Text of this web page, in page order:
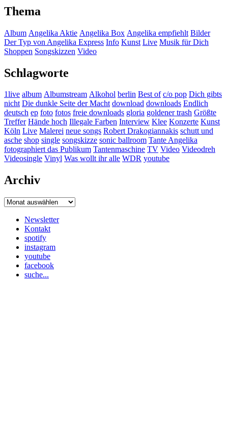
Thema
Album Angelika Aktie Angelika Box Angelika empfiehlt Bilder
Der Typ von Angelika Express Info Kunst Live Musik für Dich
Shoppen Songskizzen Video
Schlagworte
1live album Albumstream Alkohol berlin Best of c/o pop Dich gibts
nicht Die dunkle Seite der Macht download downloads Endlich
deutsch ep foto fotos freie downloads gloria goldener trash Größte
Treffer Hände hoch Illegale Farben Interview Klee Konzerte Kunst
Köln Live Malerei neue songs Robert Drakogiannakis schutt und
asche shop single songskizze sonic ballroom Tante Angelika
fotographiert das Publikum Tantenmaschine TV Video Videodreh
Videosingle Vinyl Was wollt ihr alle WDR youtube
Archiv
Archiv
Newsletter
Kontakt
spotify
instagram
youtube
facebook
suche...